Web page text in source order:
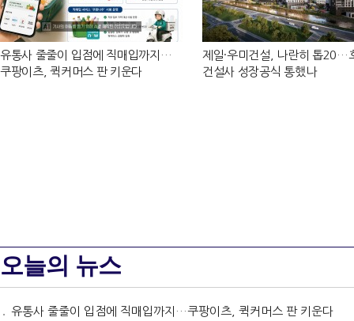
유통사 줄줄이 입점에 직매입까지…
쿠팡이츠, 퀵커머스 판 키운다
제일·우미건설, 나란히 톱20…
건설사 성장공식 통했나
오늘의 뉴스
유통사 줄줄이 입점에 직매입까지…쿠팡이츠, 퀵커머스 판 키운다